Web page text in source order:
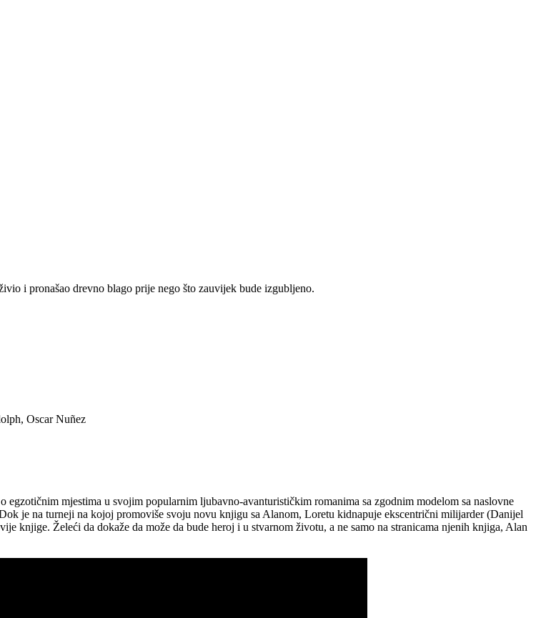
i pronašao drevno blago prije nego što zauvijek bude izgubljeno.
Oscar Nuñez
mjestima u svojim popularnim ljubavno-avanturističkim romanima sa zgodnim modelom sa naslovne
je na turneji na kojoj promoviše svoju novu knjigu sa Alanom, Loretu kidnapuje ekscentrični milijarder (Danijel
knjige. Želeći da dokaže da može da bude heroj i u stvarnom životu, a ne samo na stranicama njenih knjiga, Alan